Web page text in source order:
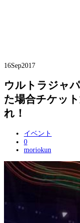
16Sep2017
ウルトラジャ
た場合チケッ
れ！
イベント
0
moriokun